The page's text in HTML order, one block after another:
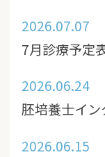
2026.07.07
7月診療予定
2026.06.24
胚培養士イ
2026.06.15